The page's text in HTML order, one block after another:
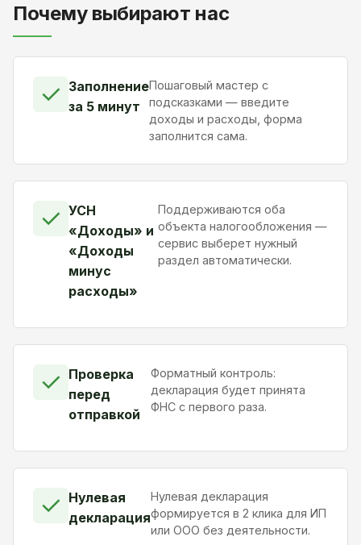
Почему выбирают нас
✓ Заполнение
за 5 минут
Пошаговый мастер с
подсказками — введите
доходы и расходы, форма
заполнится сама.
✓ УСН
«Доходы» и
«Доходы
минус
расходы»
Поддерживаются оба
объекта налогообложения —
сервис выберет нужный
раздел автоматически.
✓ Проверка
перед
отправкой
Форматный контроль:
декларация будет принята
ФНС с первого раза.
✓ Нулевая
декларация
Нулевая декларация
формируется в 2 клика для ИП
или ООО без деятельности.